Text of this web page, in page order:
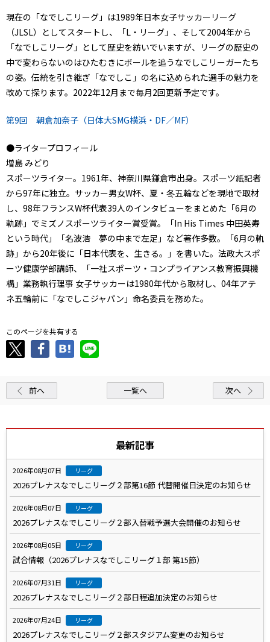
現在の「なでしこリーグ」は1989年日本女子サッカーリーグ
（JLSL）としてスタートし、「L・リーグ」、そして2004年から
「なでしこリーグ」として歴史を紡いでいますが、リーグの歴史の
中で変わらないのはひたむきにボールを追うなでしこリーガーたち
の姿。伝統を引き継ぎ「なでしこ」の名に込められた選手の魅力を
改めて探ります。2022年12月まで毎月2回更新予定です。
第9回 朝倉加奈子（日体大SMG横浜・DF／MF）
●ライタープロフィール
増島 みどり
スポーツライター。1961年、神奈川県鎌倉市出身。スポーツ紙記者
から97年に独立。サッカー男女W杯、夏・冬五輪などを現地で取材
し、98年フランスW杯代表39人のインタビューをまとめた「6月の
軌跡」でミズノスポーツライター賞受賞。「In His Times 中田英寿
という時代」「名波浩 夢の中まで左足」など著作多数。「6月の軌
跡」から20年後に「日本代表を、生きる。」を書いた。法政大スポ
ーツ健康学部講師、「一社スポーツ・コンプライアンス教育振興機
構」業務執行理事 女子サッカーは1980年代から取材し、04年アテ
ネ五輪前に「なでしこジャパン」命名委員を務めた。
このページを共有する
前へ 一覧へ 次へ
最新記事
2026年08月07日 リーグ
2026プレナスなでしこリーグ２部第16節 代替開催日決定のお知らせ
2026年08月07日 リーグ
2026プレナスなでしこリーグ２部入替戦予選大会開催のお知らせ
2026年08月05日 リーグ
試合情報（2026プレナスなでしこリーグ１部 第15節）
2026年07月31日 リーグ
2026プレナスなでしこリーグ２部日程追加決定のお知らせ
2026年07月24日 リーグ
2026プレナスなでしこリーグ２部スタジアム変更のお知らせ